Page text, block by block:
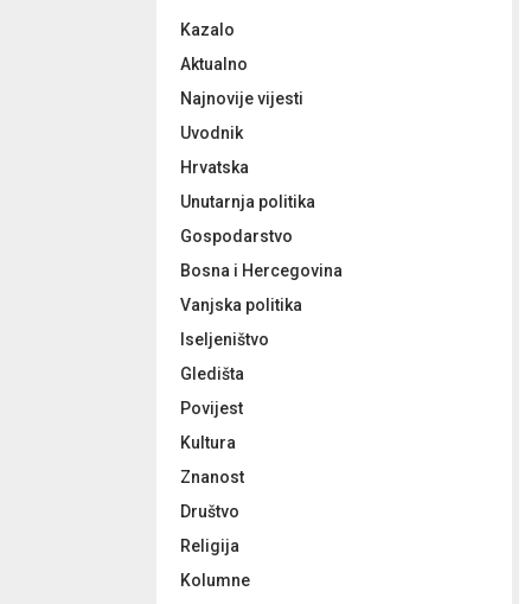
o
r
Kazalo
Aktualno
Najnovije vijesti
Uvodnik
Hrvatska
Unutarnja politika
Gospodarstvo
Bosna i Hercegovina
Vanjska politika
Iseljeništvo
Gledišta
Povijest
Kultura
Znanost
Društvo
Religija
Kolumne